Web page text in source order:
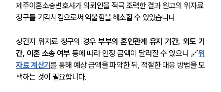
제주이혼소송변호사가 의뢰인을 적극 조력한 결과 원고의 위자료
청구를 기각시킴으로써 억울함을 해소할 수 있었습니다.
상간자 위자료 청구의 경우 부부의 혼인관계 유지 기간, 외도 기
간, 이혼 소송 여부 등에 따라 인정 금액이 달라질 수 있으니 🔗위
자료 계산기를 통해 예상 금액을 파악한 뒤, 적절한 대응 방법을 모
색하는 것이 필요합니다.